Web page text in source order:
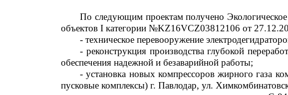
По следующим проектам получено Экологическое
объектов I категории №KZ16VCZ03812106 от
- техническое перевооружение
- реконструкция производства глубокой
обеспечения надежной и безаварийной работы;
- установка новых компрессоров жирного газа
пусковые комплексы) г. Павлодар, ул.